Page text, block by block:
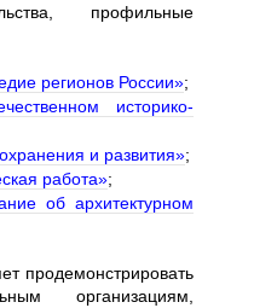
профильные
регионов России»;
историко-
и развития»;
работа»;
об архитектурном
продемонстрировать
организациям,